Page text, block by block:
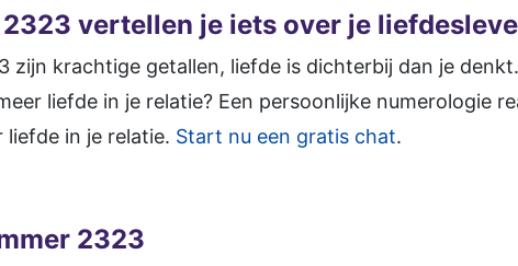
vertellen je iets over je
zijn krachtige getallen, liefde is dichterbij dan je
liefde in je relatie? Een persoonlijke numerologie
in je relatie. Start nu een gratis chat.
2323